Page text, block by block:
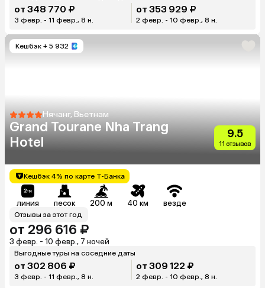
от 348 770 ₽
3 февр. - 11 февр., 8 н.
от 353 929 ₽
2 февр. - 10 февр., 8 н.
Кешбэк + 5 932
Нячанг, Вьетнам
Grand Tourane Nha Trang
Hotel
9.5
11 отзывов
Кешбэк 4% по карте Т-Банка
линия песок 200 м 40 км везде
Отзывы за этот год
от 296 616 ₽
3 февр. - 10 февр., 7 ночей
Выгодные туры на соседние даты
от 302 806 ₽
3 февр. - 11 февр., 8 н.
от 309 122 ₽
2 февр. - 10 февр., 8 н.